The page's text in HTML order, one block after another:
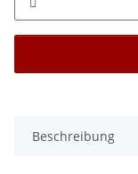
Beschreibung